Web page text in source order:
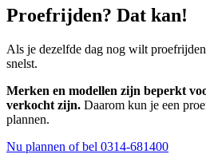
Proefrijden? Dat kan!
Als je dezelfde dag nog wilt
snelst.
Merken en modellen zijn beperkt
verkocht zijn. Daarom kun je een
plannen.
Nu plannen of bel 0314-681400